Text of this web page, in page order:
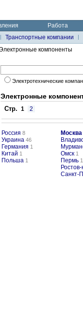
Работа
Транспортные компании
компоненты
Электротехнические
Электронные
Стр. 1 2
Россия 8
Украина 46
Германия 1
Китай 1
Польша 1
Москва
Омск 1
Пермь 1
Санкт-